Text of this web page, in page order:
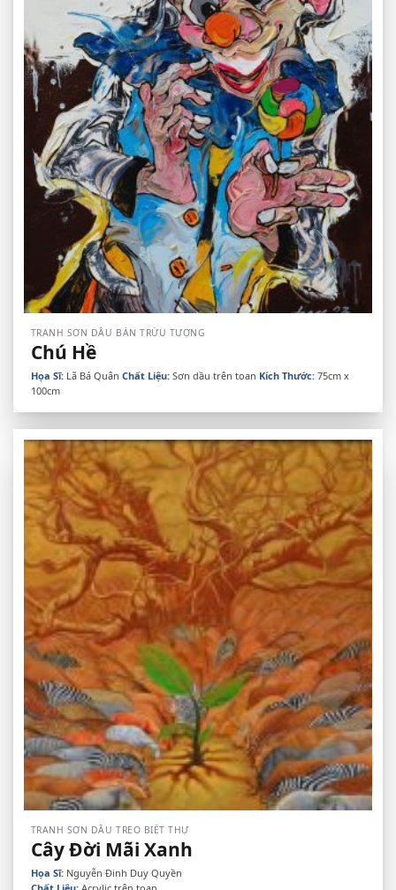
TRANH SƠN DẦU BÁN TRỪU TƯỢNG
Chú Hề
Họa Sĩ:Lã Bá Quân Chất Liệu:Sơn dầu trên toan Kích Thước:75cm x
100cm
TRANH SƠN DẦU TREO BIỆT THỰ
Cây Đời Mãi Xanh
Họa Sĩ:Nguyễn Đinh Duy Quyền